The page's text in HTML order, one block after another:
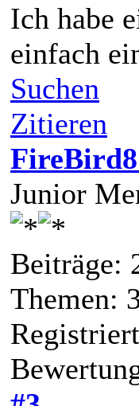
Ich habe
einfach
Suchen
Zitieren
Junior
Beiträge:
Themen: